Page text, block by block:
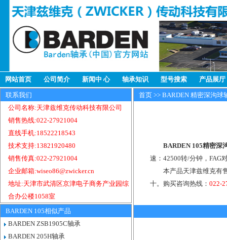
网站首页 公司简介 新闻中 心 轴承知识 型号搜索 产品展厅
联系我们
公司名称:天津兹维克传动科技有限公司
销售热线:022-27921004
直线手机:18522218543
技术支持:13821920480
销售传真:022-27921004
企业邮箱:wiseo86@zwicker.cn
地址:天津市武清区京津电子商务产业园综
合办公楼1058室
BARDEN 105相似产品
BARDEN ZSB1905C轴承
BARDEN 205H轴承
首页 >> BARDEN 精密深沟球
BARDEN 105精密深
速：42500转/分钟，FAG
本产品天津兹维克有
十。购买咨询热线：022-